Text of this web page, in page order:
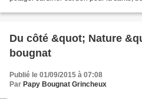
Du côté &quot; Nature
bougnat
Publié le 01/09/2015 à 07:08
Par Papy Bougnat Grincheux